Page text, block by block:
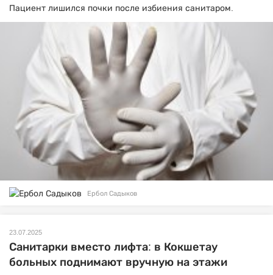
Пациент лишился почки после избиения санитаром.
Ербол Садыков
23.07.2025
Санитарки вместо лифта: в Кокшетау
больных поднимают вручную на этажи